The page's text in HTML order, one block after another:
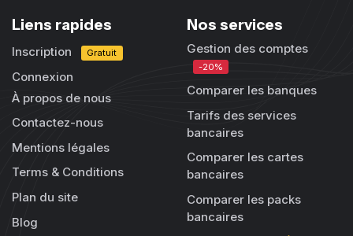
Liens rapides
Inscription Gratuit
Connexion
À propos de nous
Contactez-nous
Mentions légales
Terms & Conditions
Plan du site
Blog
Nos services
Gestion des comptes
-20%
Comparer les banques
Tarifs des services
bancaires
Comparer les cartes
bancaires
Comparer les packs
bancaires